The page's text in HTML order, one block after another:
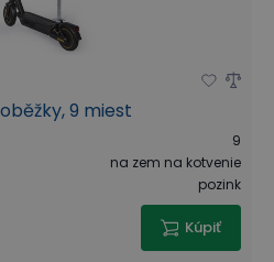
9 miest
9
na zem na kotvenie
pozink
Kúpiť